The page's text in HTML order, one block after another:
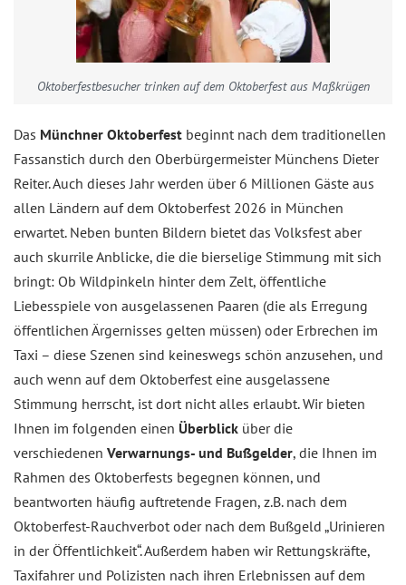
Oktoberfestbesucher trinken auf dem Oktoberfest aus Maßkrügen
Das Münchner Oktoberfest beginnt nach dem traditionellen
Fassanstich durch den Oberbürgermeister Münchens Dieter
Reiter. Auch dieses Jahr werden über 6 Millionen Gäste aus
allen Ländern auf dem Oktoberfest 2026 in München
erwartet. Neben bunten Bildern bietet das Volksfest aber
auch skurrile Anblicke, die die bierselige Stimmung mit sich
bringt: Ob Wildpinkeln hinter dem Zelt, öffentliche
Liebesspiele von ausgelassenen Paaren (die als Erregung
öffentlichen Ärgernisses gelten müssen) oder Erbrechen im
Taxi – diese Szenen sind keineswegs schön anzusehen, und
auch wenn auf dem Oktoberfest eine ausgelassene
Stimmung herrscht, ist dort nicht alles erlaubt. Wir bieten
Ihnen im folgenden einen Überblick über die
verschiedenen Verwarnungs- und Bußgelder, die Ihnen im
Rahmen des Oktoberfests begegnen können, und
beantworten häufig auftretende Fragen, z.B. nach dem
Oktoberfest-Rauchverbot oder nach dem Bußgeld „Urinieren
in der Öffentlichkeit“. Außerdem haben wir Rettungskräfte,
Taxifahrer und Polizisten nach ihren Erlebnissen auf dem